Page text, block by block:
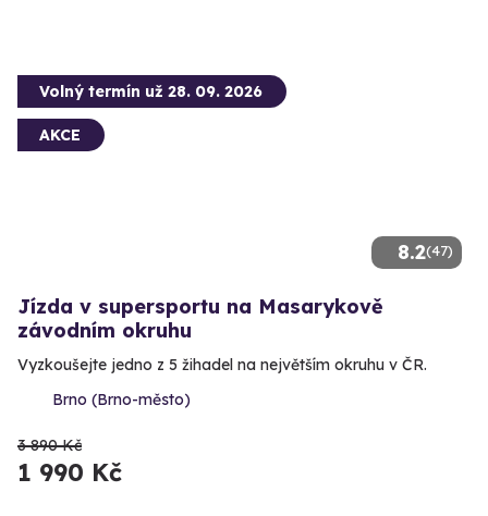
8.2(47)
Volný termín už 28. 09. 2026
AKCE
Jízda v supersportu na Masarykově
závodním okruhu
Vyzkoušejte jedno z 5 žihadel na největším okruhu v ČR.
Brno (Brno-město)
3 890 Kč
1 990 Kč